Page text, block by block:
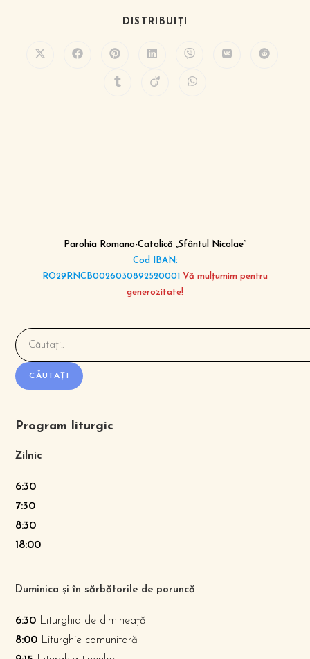
DISTRIBUIȚI
Parohia Romano-Catolică „Sfântul Nicolae”
Cod IBAN:
RO29RNCB0026030892520001 Vă mulțumim pentru
generozitate!
CĂUTAȚI
Program liturgic
Zilnic
6:30
7:30
8:30
18:00
Duminica și în sărbătorile de poruncă
6:30 Liturghia de dimineață
8:00 Liturghie comunitară